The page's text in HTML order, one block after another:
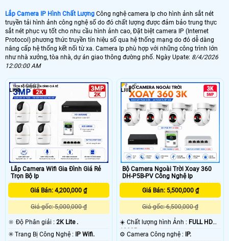
1.300.000 VNĐ Lắp Camera Ip Wifi E3
🔗 Lắp Camera IP FULL Color
8.700,000 VNĐ Lắp Camera Ip Có Màu Ban Đêm
🔥 Bõ Camera Ip Có Micro
7.300.000 VNĐ Lắp Camera IP Có Thu Âm
🖥 Camera Ip FuLL HD 1080P có chất lượng hình ảnh sắt nét đáng để đầu
tư nhất cho 1 bộ camera giá rẻ hình ảnh sắt nét. Với công nghệ camera Ip
hình ảnh sáng đẹp giám sát qua mạng điện thoại ổ định. Hình ảnh của
camera Ip sắt nét hơn đến 20% so với camera HD analog và điều đặt biệt
hơn khi thi công camera Ip thì sẽ gọn hơn đẹp hơn..
🎁 Camera Ip là dòng camera truyền hình ảnh thông qua mạng internet theo cơ
chế số học. do đó chất lượng hình ảnh của camera IP không phụ thuộc vào
khoảng cách truyền tải tín hiệu. chính vì vây các dự án lớn thường sử dụng
camera IPvới mục đích dễ dàng nâng cấp dễ dàng sửa chửa cho toàn bộ hệ
thống . 💡
Lắp Camera IP Hình Chất Lượng Công nghệ camera Ip cho hình ảnh sắt nét
truyền tải hình ảnh công nghệ số do đó chất lượng được đảm bảo trung thực
sắt nét phục vụ tốt cho nhu cầu hình ảnh cao, Đặt biệt camera IP (Internet
Protocol) phương thức truyền tín hiệu số qua hệ thống mạng do đó dễ dàng
nâng cấp hệ thống kết nối từ xa. Camera Ip phù hợp với những công trình lớn
như nhà xưởng, tòa nhà, dự án giao thông đường phố. Ngày Upate: 8/4/2026
12:00:00 AM
Lắp Camera Wifi Gia Đình Giá Rẻ
Trọn Bộ Ip
Giá Bán: 4,200,000 ₫
Giá gốc: 5,000,000 ₫
🔆 Độ Phân giải : 2K Lite .
✳️ Trang Bị Công Nghệ :
IP Wifi.
19582
Bộ Camera Ngoài Trời Xoay 360
DH-P5B-PV Công Nghệ Ip
Giá Bán: 5,500,000 ₫
Giá gốc: 6,500,000 ₫
☀️ Chất lượng hình Ảnh : FULL HD
1080P .
⚙ Camera Công nghệ :
IP.
5